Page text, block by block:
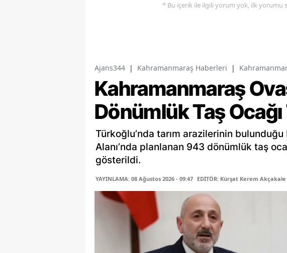
* Bu içerik ile ilgili yorum yok, ilk yorumu
Ajans344 | Kahramanmaraş Haberleri |
Kahramanmaraş
Dönümlük Taş
Türkoğlu’nda tarım arazilerinin
Alanı’nda planlanan 943 dönümlük taş
gösterildi.
YAYINLAMA: 08 Ağustos 2026 - 09:47 EDİTÖR: Kürşat Kerem Akçakale